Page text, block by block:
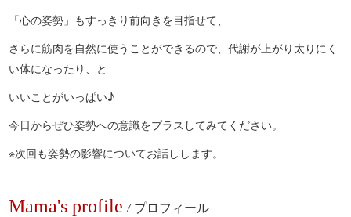
「心の姿勢」もすっきり前向きを目指せて、
さらに筋肉を自然に使うことができるので、代謝が上がり太りにく
い体になったり、と
いいことがいっぱい♪
今日からぜひ姿勢への意識をプラスしてみてください。
※次回も姿勢の影響についてお話しします。
Mama's profile / プロフィール